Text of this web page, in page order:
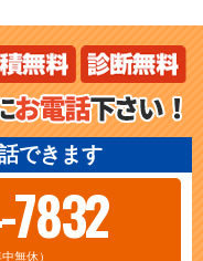
できます
無休）